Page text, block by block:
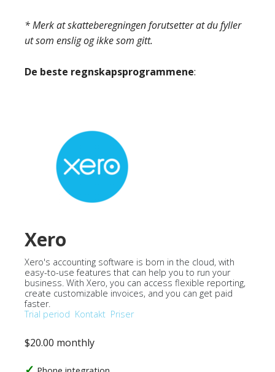
* Merk at skatteberegningen forutsetter at du fyller
ut som enslig og ikke som gitt.
De beste regnskapsprogrammene:
Xero
Xero's accounting software is born in the cloud, with
easy-to-use features that can help you to run your
business. With Xero, you can access flexible reporting,
create customizable invoices, and you can get paid
faster.
Trial period Kontakt Priser
$20.00 monthly